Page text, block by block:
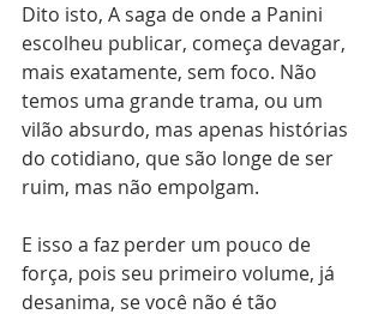
Dito isto, A saga de onde a Panini
escolheu publicar, começa devagar,
mais exatamente, sem foco. Não
temos uma grande trama, ou um
vilão absurdo, mas apenas histórias
do cotidiano, que são longe de ser
ruim, mas não empolgam.
E isso a faz perder um pouco de
força, pois seu primeiro volume, já
desanima, se você não é tão